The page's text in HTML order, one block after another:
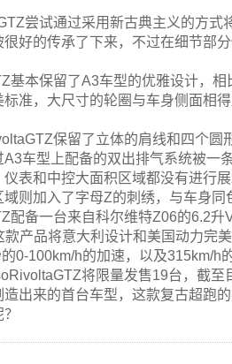
尝试通过采用新古典主义的方式
好的传承了下来，不过在细节部
基本保留了A3车型的优雅设计，
准，大尺寸的轮圈与车身侧面相
保留了立体的肩线和四个
车型上配备的双出排气系统被一
表和中控大面积区域都没有进行
则加入了字母Z的刺绣，与车身同
配备一台来自科尔维特Z06的6.2
产品将意大利设计和美国动力完
0-100km/h的加速，以及315km/h
将限量发售19台，截
出来的首台车型，这款复古超跑